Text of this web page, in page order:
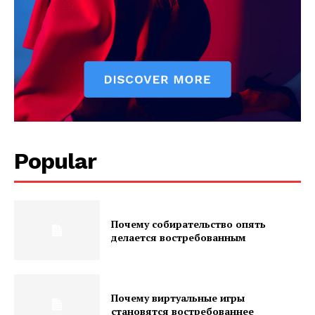
Popular
Почему собирательство опять
делается востребованным
Почему виртуальные игры
становятся востребованнее